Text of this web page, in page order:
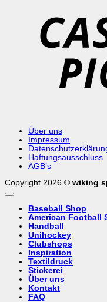
Über uns
Impressum
Haftungsausschluss
AGB’s
Copyright 2026 © wiking
Baseball Shop
American Football
Handball
Unihockey
Clubshops
Inspiration
Textildruck
Stickerei
Über uns
Kontakt
FAQ